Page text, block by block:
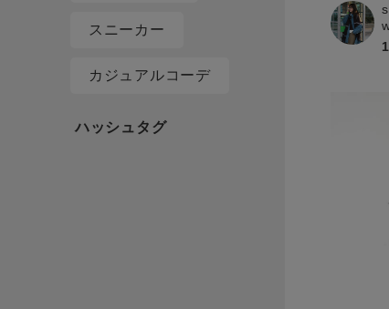
スニーカー
カジュアルコーデ